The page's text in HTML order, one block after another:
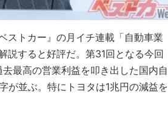
ストカー』の月イチ連載「自動車業
説すると好評だ。第31回となる今回
最高の営業利益を叩き出した国内自
が並ぶ。特にトヨタは1兆円の減益を